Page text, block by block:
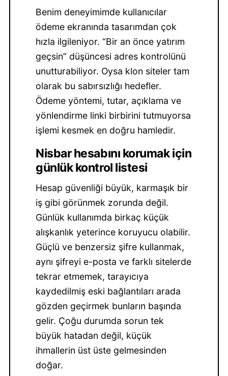
Benim deneyimimde kullanıcılar
ödeme ekranında tasarımdan çok
hızla ilgileniyor. “Bir an önce yatırım
geçsin” düşüncesi adres kontrolünü
unutturabiliyor. Oysa klon siteler tam
olarak bu sabırsızlığı hedefler.
Ödeme yöntemi, tutar, açıklama ve
yönlendirme linki birbirini tutmuyorsa
işlemi kesmek en doğru hamledir.
Nisbar hesabını korumak için
günlük kontrol listesi
Hesap güvenliği büyük, karmaşık bir
iş gibi görünmek zorunda değil.
Günlük kullanımda birkaç küçük
alışkanlık yeterince koruyucu olabilir.
Güçlü ve benzersiz şifre kullanmak,
aynı şifreyi e-posta ve farklı sitelerde
tekrar etmemek, tarayıcıya
kaydedilmiş eski bağlantıları arada
gözden geçirmek bunların başında
gelir. Çoğu durumda sorun tek
büyük hatadan değil, küçük
ihmallerin üst üste gelmesinden
doğar.